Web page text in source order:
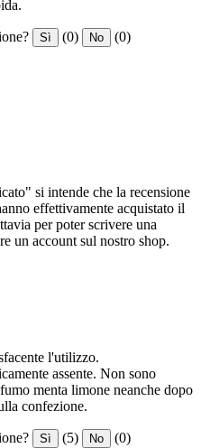
Sì (0) No (0)
si intende che la recensione
effettivamente acquistato il
per poter scrivere una
un account sul nostro shop.
l'utilizzo.
assente. Non sono
menta limone neanche dopo
confezione.
Sì (5) No (0)